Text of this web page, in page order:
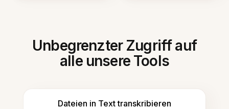
Unbegrenzter Zugriff auf
alle unsere Tools
Dateien in Text transkribieren